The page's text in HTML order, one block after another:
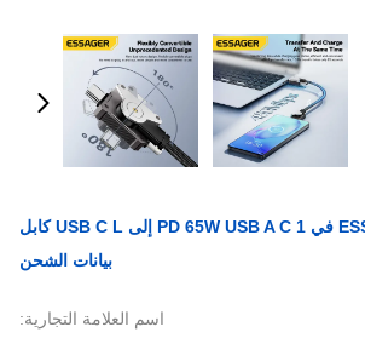
ESSAGER ES-X63 4 في 1 PD 65W USB A C إلى USB C L كابل
بيانات الشحن
اسم العلامة التجارية: